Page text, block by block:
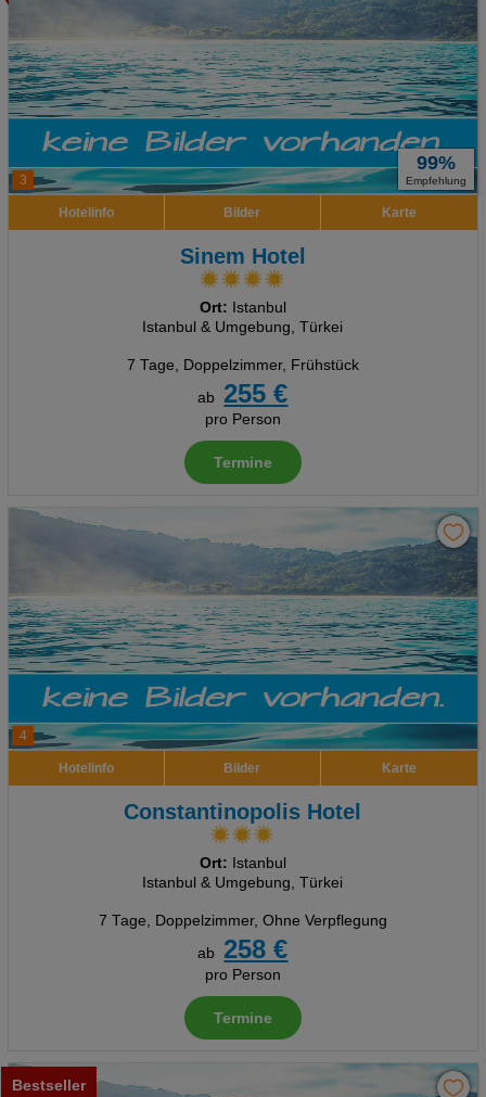
3
99%
Empfehlung
Hotelinfo Bilder Karte
Sinem Hotel
Ort: Istanbul
Istanbul & Umgebung, Türkei
7 Tage, Doppelzimmer, Frühstück
ab
255 €
pro Person
Termine
4
Hotelinfo Bilder Karte
Constantinopolis Hotel
Ort: Istanbul
Istanbul & Umgebung, Türkei
7 Tage, Doppelzimmer, Ohne Verpflegung
ab
258 €
pro Person
Termine
Bestseller